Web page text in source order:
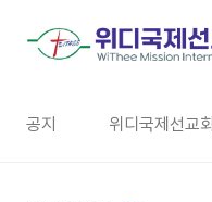
공지 위디국제선교회